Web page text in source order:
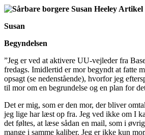
Susan
Begyndelsen
”Jeg er ved at aktivere UU-vejleder fra
fredags. Imidlertid er mor begyndt at fatte
opsagt (se nedenstående), hvorfor jeg
til mor om en begrundelse og en plan for
Det er mig, som er den mor, der bliver
jeg lige har læst op fra. Jeg ved ikke om I
det føltes, at læse sådan en mail, som i
mange i samme kaliber. Jeg er ikke kun